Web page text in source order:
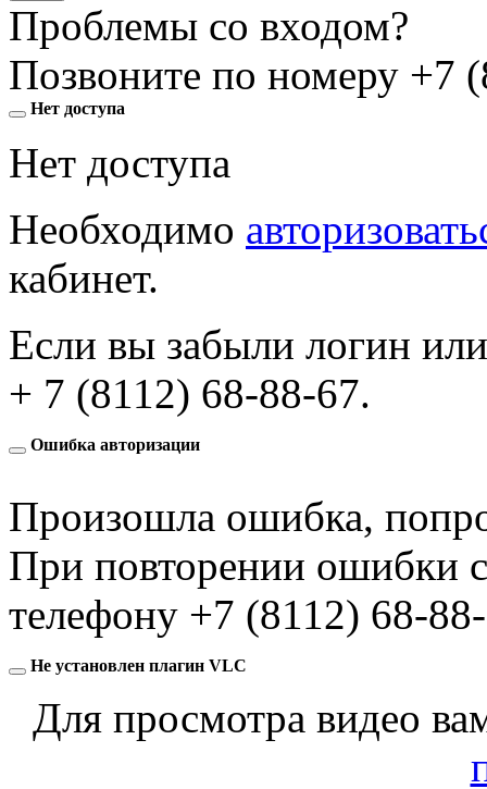
Проблемы со входом?
Позвоните по номеру +7
Нет доступа
Нет доступа
Необходимо
кабинет.
Если вы забыли логин
+ 7 (8112) 68-88-67.
Ошибка авторизации
Произошла ошибка,
При повторении ошибки
телефону +7 (8112) 68-
Не установлен плагин VLC
Для просмотра видео